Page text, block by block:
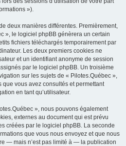
»).
deux manières différentes. Premièrement,
», le logiciel phpBB génèrera un certain
fichiers téléchargés temporairement par
Les deux premiers cookies ne
et un identifiant anonyme de session
par le logiciel phpBB. Un troisième
sur les sujets de « Pilotes.Québec »,
vous avez consultés et permettant
en tant qu’utilisateur.
», nous pouvons également
externes au document qui est prévu
créées par le logiciel phpBB. La seconde
que vous nous envoyez et que nous
— mais n’est pas limité à — la publication